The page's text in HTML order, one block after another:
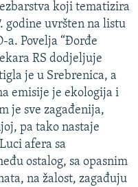
koji tematizira
godine uvršten na listu
a. Povelja “Đorđe
RS dodjeljuje
je u Srebrenica, a
emisije je ekologija i
je sve zagađenija,
pa tako nastaje
afera sa
ostalog, sa opasnim
na žalost, zagađuju